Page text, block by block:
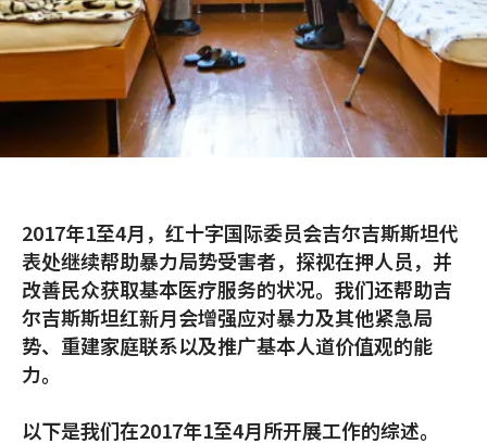
2017年1至4月，红十字国际委员会吉尔吉斯斯坦代
表处继续帮助暴力局势受害者，探视在押人员，并
改善民众获取基本医疗服务的状况。我们还帮助吉
尔吉斯斯坦红新月会增强应对暴力及其他紧急局
势、重建家庭联系以及推广基本人道价值观的能
力。
以下是我们在2017年1至4月所开展工作的综述。